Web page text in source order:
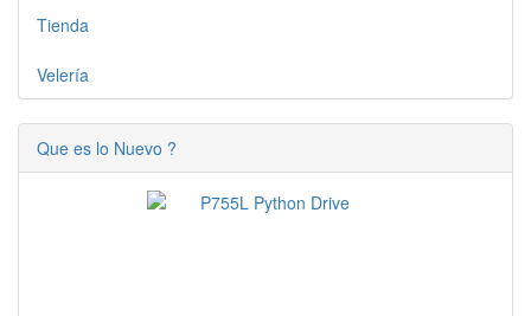
Tienda
Velería
Que es lo Nuevo ?